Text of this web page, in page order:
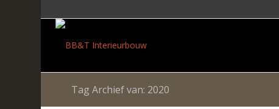
Tag Archief van: 2020